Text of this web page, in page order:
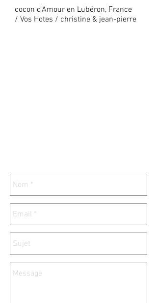
cocon d'Amour en Lubéron, France
/ Vos Hotes / christine & jean-pierre